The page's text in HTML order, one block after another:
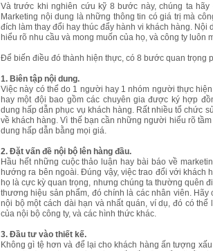
Và trước khi nghiên cứu kỹ 8 bước này, chúng ta
Marketing nội dung là những thông tin có giá trị mà
đích làm thay đổi hay thúc đẩy hành vi khách hàng.
hiểu rõ nhu cầu và mong muốn của họ, và công ty luôn
Để biến điều đó thành hiện thực, có 8 bước quan trọng
1. Biên tập nội dung.
Việc này có thể do 1 người hay 1 nhóm người thực
hay một đội bao gồm các chuyên gia được ký hợp
dung hấp dẫn phục vụ khách hàng. Rất nhiều tổ chức
về khách hàng. Vì thế bạn cần những người hiểu rõ
dung hấp dẫn bằng mọi giá.
2. Đặt vấn đề nội bộ lên hàng đầu.
Hầu hết những cuộc thảo luận hay bài báo về
hướng ra bên ngoài. Đúng vậy, việc trao đổi với khách
họ là cực kỳ quan trọng, nhưng chúng ta thường quên
thương hiệu sản phẩm, đó chính là các nhân viên.
nội bộ một cách dài hạn và nhất quán, ví dụ, đó có
của nội bộ công ty, và các hình thức khác.
3. Đầu tư vào thiết kế.
Không gì tệ hơn và để lại cho khách hàng ấn tượng